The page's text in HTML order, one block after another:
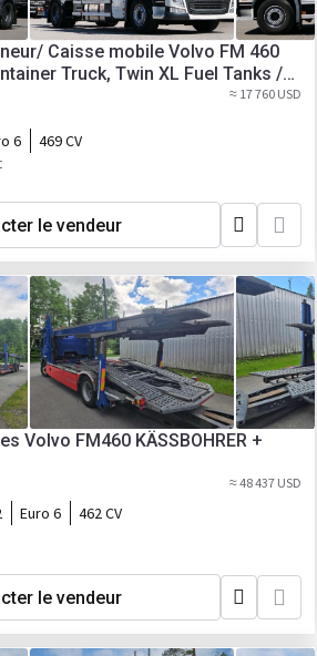
Caisse mobile Volvo FM 460
Truck, Twin XL Fuel Tanks /
≈ 17 760 USD
6
469 CV
le vendeur
Volvo FM460 KÄSSBOHRER +
≈ 48 437 USD
Euro 6
462 CV
le vendeur